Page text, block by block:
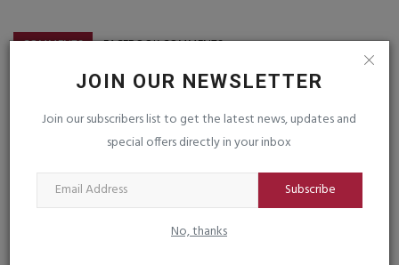
JOIN OUR NEWSLETTER
Join our subscribers list to get the latest news, updates and
special offers directly in your inbox
Subscribe
No, thanks
COMMENTS FACEBOOK COMMENTS